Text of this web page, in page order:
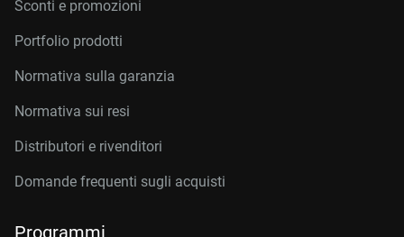
Sconti e promozioni
Portfolio prodotti
Normativa sulla garanzia
Normativa sui resi
Distributori e rivenditori
Domande frequenti sugli acquisti
Programmi